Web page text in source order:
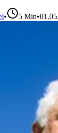
• 5 Min•